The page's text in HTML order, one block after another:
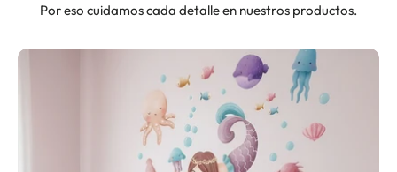
Por eso cuidamos cada detalle en nuestros productos.